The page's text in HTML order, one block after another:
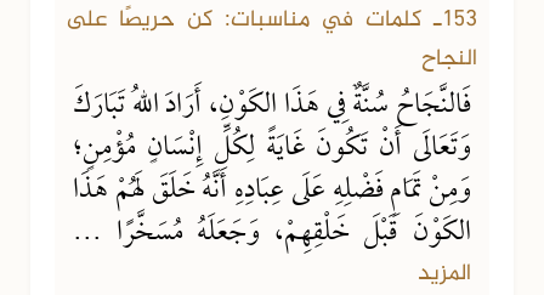
153ـ كلمات في مناسبات: كن حريصًا على
النجاح
فَالنَّجَاحُ سُنَّةٌ فِي هَذَا الكَوْنِ، أَرَادَ اللهُ تَبَارَكَ
وَتَعَالَى أَنْ تَكُونَ غَايَةً لِكُلِّ إِنْسَانٍ مُؤْمِنٍ؛
وَمِنْ تَمَامِ فَضْلِهِ عَلَى عِبَادِهِ أَنَّهُ خَلَقَ لَهُمْ هَذَا
الكَوْنَ قَبْلَ خَلْقِهِمْ، وَجَعَلَهُ مُسَخَّرًا ...
المزيد